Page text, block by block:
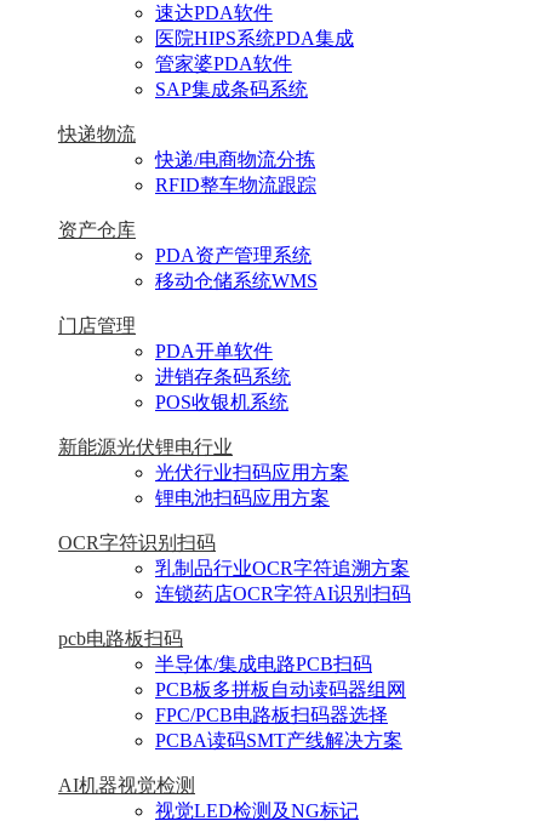
速达PDA软件
医院HIPS系统PDA集成
管家婆PDA软件
SAP集成条码系统
快递物流
快递/电商物流分拣
RFID整车物流跟踪
资产仓库
PDA资产管理系统
移动仓储系统WMS
门店管理
PDA开单软件
进销存条码系统
POS收银机系统
新能源光伏锂电行业
光伏行业扫码应用方案
锂电池扫码应用方案
OCR字符识别扫码
乳制品行业OCR字符追溯方案
连锁药店OCR字符AI识别扫码
pcb电路板扫码
半导体/集成电路PCB扫码
PCB板多拼板自动读码器组网
FPC/PCB电路板扫码器选择
PCBA读码SMT产线解决方案
AI机器视觉检测
视觉LED检测及NG标记